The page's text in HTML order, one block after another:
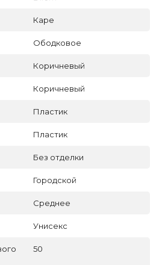
Каре
Ободковое
Коричневый
Коричневый
Пластик
Пластик
Без отделки
Городской
Среднее
Унисекс
50